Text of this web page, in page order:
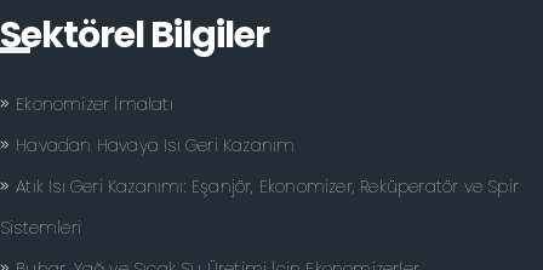
Sektörel Bilgiler
Ekonomizer İmalatı
Havadan Havaya Isı Geri Kazanım
Atık Isı Geri Kazanımı: Eşanjör, Ekonomizer, Reküperatör ve Spir
Sistemleri